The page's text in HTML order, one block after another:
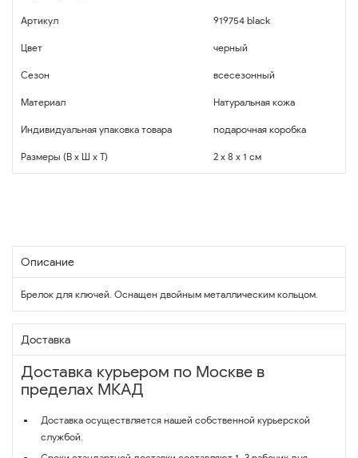
Артикул 919754 black
Цвет черный
Сезон всесезонный
Материал Натуральная кожа
Индивидуальная упаковка товара подарочная коробка
Размеры (В x Ш x Т) 2 x 8 x 1 см
Описание
Брелок для ключей. Оснащен двойным металлическим кольцом.
Доставка
Доставка курьером по Москве в
пределах МКАД
Доставка осуществляется нашей собственной курьерской
службой.